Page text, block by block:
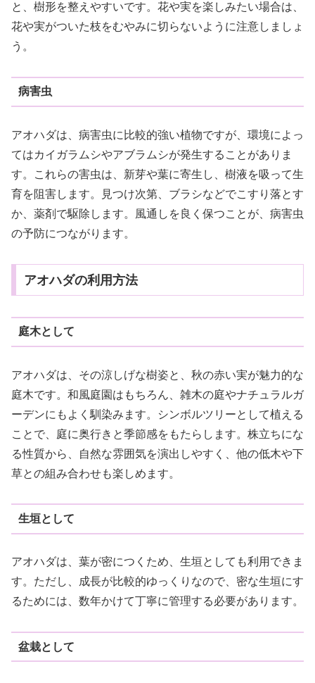
と、樹形を整えやすいです。花や実を楽しみたい場合は、
花や実がついた枝をむやみに切らないように注意しましょ
う。
病害虫
アオハダは、病害虫に比較的強い植物ですが、環境によっ
てはカイガラムシやアブラムシが発生することがありま
す。これらの害虫は、新芽や葉に寄生し、樹液を吸って生
育を阻害します。見つけ次第、ブラシなどでこすり落とす
か、薬剤で駆除します。風通しを良く保つことが、病害虫
の予防につながります。
アオハダの利用方法
庭木として
アオハダは、その涼しげな樹姿と、秋の赤い実が魅力的な
庭木です。和風庭園はもちろん、雑木の庭やナチュラルガ
ーデンにもよく馴染みます。シンボルツリーとして植える
ことで、庭に奥行きと季節感をもたらします。株立ちにな
る性質から、自然な雰囲気を演出しやすく、他の低木や下
草との組み合わせも楽しめます。
生垣として
アオハダは、葉が密につくため、生垣としても利用できま
す。ただし、成長が比較的ゆっくりなので、密な生垣にす
るためには、数年かけて丁寧に管理する必要があります。
盆栽として